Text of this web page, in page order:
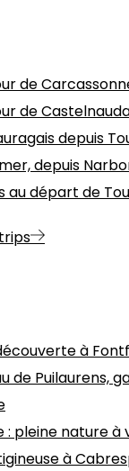
de
de
depuis
depuis
au départ de
à
de Puilaurens,
: pleine nature à
à